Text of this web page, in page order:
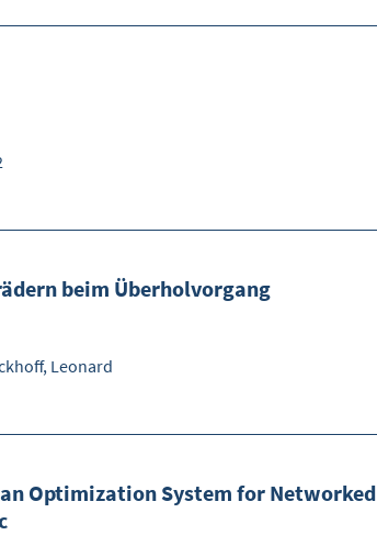
beim Überholvorgang
Leonard
Optimization System for Networked